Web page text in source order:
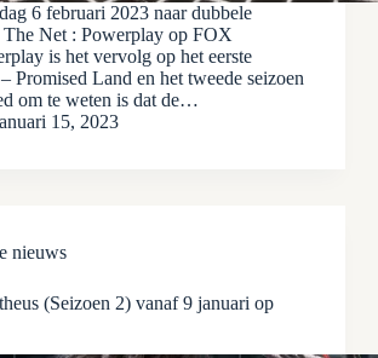
6 februari 2023 naar dubbele
Net : Powerplay op FOX
is het vervolg op het eerste
Promised Land en het tweede seizoen
om te weten is dat de…
15, 2023
nieuws
(Seizoen 2) vanaf 9 januari op